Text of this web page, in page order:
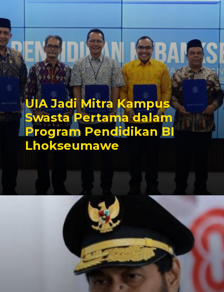
UIA Jadi Mitra Kampus
Swasta Pertama dalam
Program Pendidikan BI
Lhokseumawe